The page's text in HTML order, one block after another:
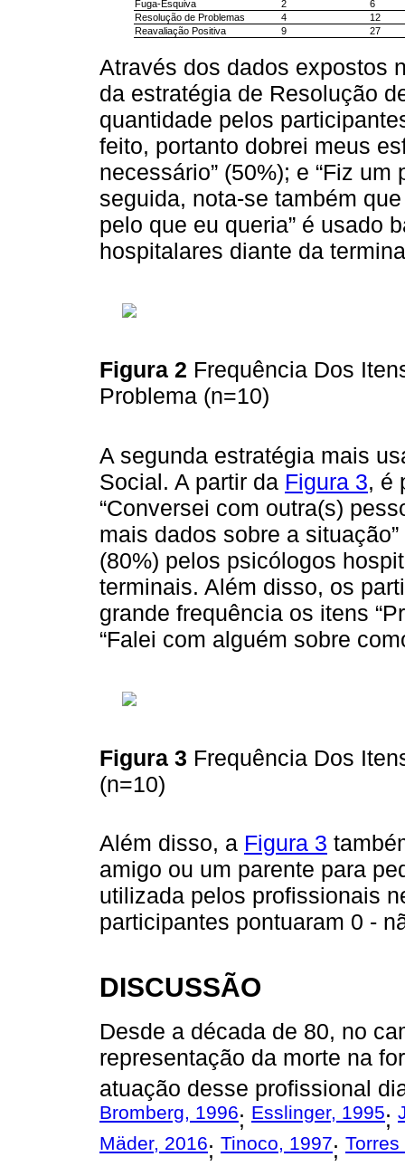
Fuga-Esquiva
2
6
Resolução de Problemas
4
12
Reavaliação Positiva
9 27
Através dos dados expostos
da estratégia de Resolução
quantidade pelos
feito, portanto dobrei meus
necessário” (50%); e “Fiz
seguida, nota-se também
pelo que eu queria” é usado
hospitalares diante da
Figura 2 Frequência Dos
Problema (n=10)
A segunda estratégia mais
Social. A partir da Figura 3, é
“Conversei com outra(s)
mais dados sobre a
(80%) pelos psicólogos
terminais. Além disso, os
grande frequência os itens
“Falei com alguém sobre
Figura 3 Frequência Dos
(n=10)
Além disso, a Figura 3
amigo ou um parente para
utilizada pelos profissionais
participantes pontuaram 0 -
DISCUSSÃO
Desde a década de 80, no
representação da morte na
atuação desse profissional
Bromberg, 1996; Esslinger, 1995;
Mäder, 2016; Tinoco, 1997;